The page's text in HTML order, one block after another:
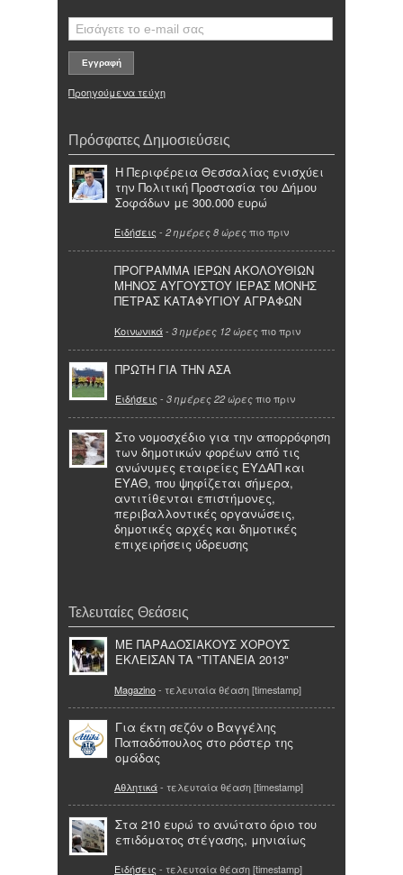
Προηγούμενα τεύχη
Πρόσφατες Δημοσιεύσεις
Η Περιφέρεια Θεσσαλίας ενισχύει
την Πολιτική Προστασία του Δήμου
Σοφάδων με 300.000 ευρώ
Ειδήσεις - 2 ημέρες 8 ώρες πιο πριν
ΠΡΟΓΡΑΜΜΑ ΙΕΡΩΝ ΑΚΟΛΟΥΘΙΩΝ
ΜΗΝΟΣ ΑΥΓΟΥΣΤΟΥ ΙΕΡΑΣ ΜΟΝΗΣ
ΠΕΤΡΑΣ ΚΑΤΑΦΥΓΙΟΥ ΑΓΡΑΦΩΝ
Κοινωνικά- 3 ημέρες 12 ώρες πιο πριν
ΠΡΩΤΗ ΓΙΑ ΤΗΝ ΑΣΑ
Ειδήσεις - 3 ημέρες 22 ώρες πιο πριν
Στο νομοσχέδιο για την απορρόφηση
των δημοτικών φορέων από τις
ανώνυμες εταιρείες ΕΥΔΑΠ και
ΕΥΑΘ, που ψηφίζεται σήμερα,
αντιτίθενται επιστήμονες,
περιβαλλοντικές οργανώσεις,
δημοτικές αρχές και δημοτικές
επιχειρήσεις ύδρευσης
Τελευταίες Θεάσεις
ΜΕ ΠΑΡΑΔΟΣΙΑΚΟΥΣ ΧΟΡΟΥΣ
ΕΚΛΕΙΣΑΝ ΤΑ "ΤΙΤΑΝΕΙΑ 2013"
Magazino- τελευταία θέαση [timestamp]
Για έκτη σεζόν ο Βαγγέλης
Παπαδόπουλος στο ρόστερ της
ομάδας
Αθλητικά- τελευταία θέαση [timestamp]
Στα 210 ευρώ το ανώτατο όριο του
επιδόματος στέγασης, μηνιαίως
Ειδήσεις - τελευταία θέαση [timestamp]